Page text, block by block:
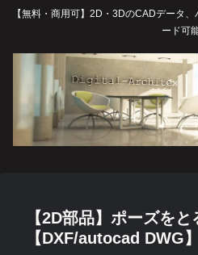
【無料・商用可】2D・3DのCADデータ
ード可
【2D部品】ポーズを
【DXF/autocad DWG